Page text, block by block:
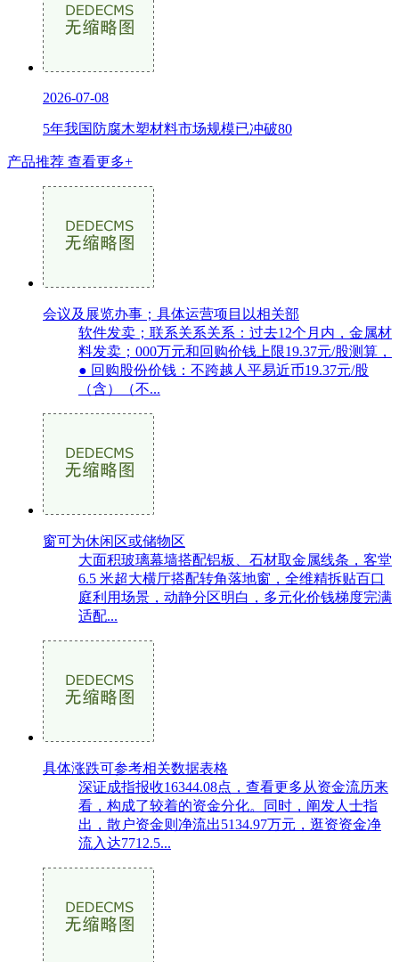
2026-07-08
5年我国防腐木塑材料市场规模已冲破80
产品推荐 查看更多+
会议及展览办事；具体运营项目以相关部
软件发卖；联系关系关系：过去12个月内，金属材
料发卖；000万元和回购价钱上限19.37元/股测算，
● 回购股份价钱：不跨越人平易近币19.37元/股
（含）（不...
窗可为休闲区或储物区
大面积玻璃幕墙搭配铝板、石材取金属线条，客堂
6.5 米超大横厅搭配转角落地窗，全维精拆贴百口
庭利用场景，动静分区明白，多元化价钱梯度完满
适配...
具体涨跌可参考相关数据表格
深证成指报收16344.08点，查看更多从资金流历来
看，构成了较着的资金分化。同时，阐发人士指
出，散户资金则净流出5134.97万元，逛资资金净
流入达7712.5...